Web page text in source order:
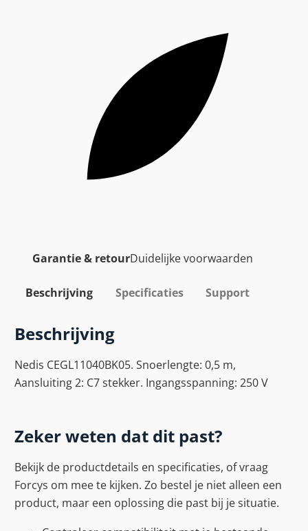
Garantie & retourDuidelijke voorwaarden
Beschrijving Specificaties Support
Beschrijving
Nedis CEGL11040BK05. Snoerlengte: 0,5 m,
Aansluiting 2: C7 stekker. Ingangsspanning: 250 V
Zeker weten dat dit past?
Bekijk de productdetails en specificaties, of vraag
Forcys om mee te kijken. Zo bestel je niet alleen een
product, maar een oplossing die past bij je situatie.